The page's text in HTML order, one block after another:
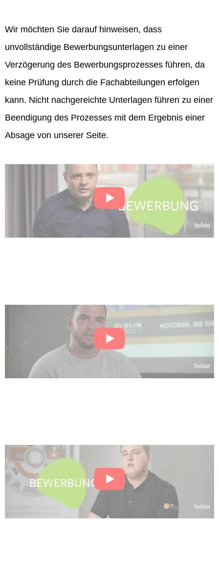
Wir möchten Sie darauf hinweisen, dass
unvollständige Bewerbungsunterlagen zu einer
Verzögerung des Bewerbungsprozesses führen, da
keine Prüfung durch die Fachabteilungen erfolgen
kann. Nicht nachgereichte Unterlagen führen zu einer
Beendigung des Prozesses mit dem Ergebnis einer
Absage von unserer Seite.